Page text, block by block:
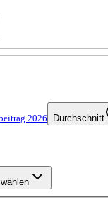
2026 Durchschnitt